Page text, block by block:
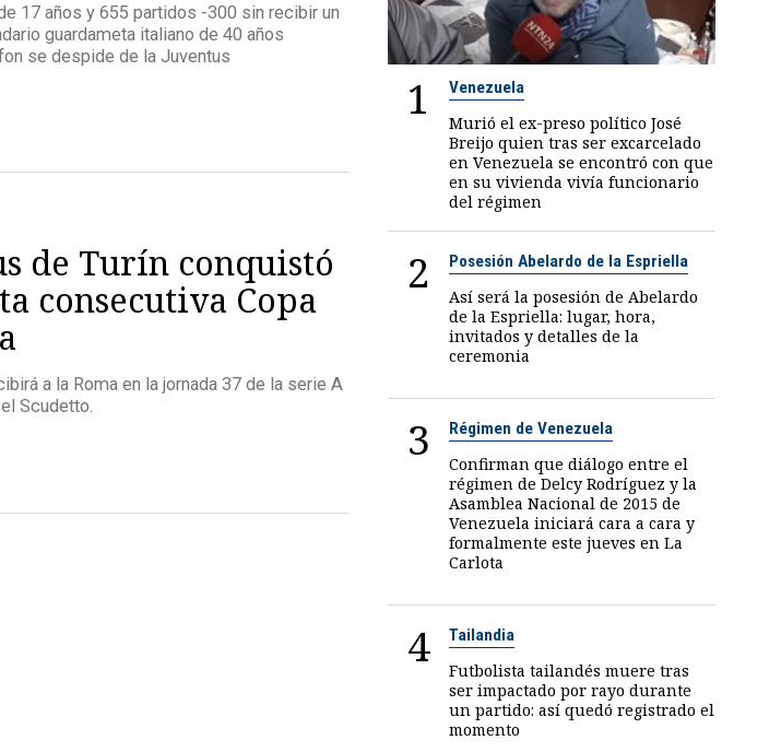
17 años y 655 partidos -300 sin recibir un
guardameta italiano de 40 años
se despide de la Juventus
de Turín conquistó
consecutiva Copa
a la Roma en la jornada 37 de la serie A
Scudetto.
1 Venezuela
Murió el ex-preso político José
Breijo quien tras ser excarcelado
en Venezuela se encontró con que
en su vivienda vivía funcionario
del régimen
2 Posesión Abelardo de la Espriella
Así será la posesión de Abelardo
de la Espriella: lugar, hora,
invitados y detalles de la
ceremonia
3 Régimen de Venezuela
Confirman que diálogo entre el
régimen de Delcy Rodríguez y la
Asamblea Nacional de 2015 de
Venezuela iniciará cara a cara y
formalmente este jueves en La
Carlota
4 Tailandia
Futbolista tailandés muere tras
ser impactado por rayo durante
un partido: así quedó registrado el
momento